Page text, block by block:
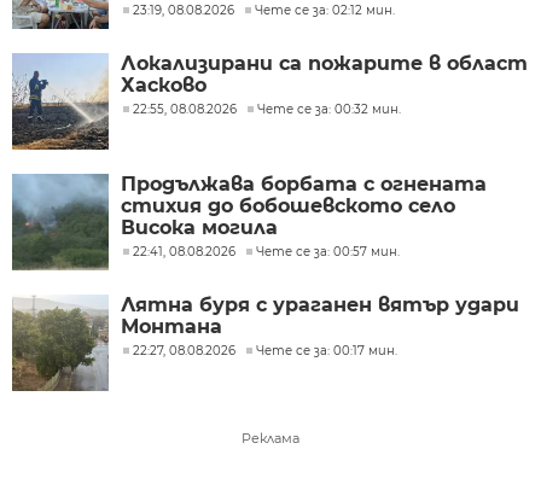
23:19, 08.08.2026 Чете се за: 02:12 мин.
Локализирани са пожарите в област
Хасково
22:55, 08.08.2026 Чете се за: 00:32 мин.
Продължава борбата с огнената
стихия до бобошевското село
Висока могила
22:41, 08.08.2026 Чете се за: 00:57 мин.
Лятна буря с ураганен вятър удари
Монтана
22:27, 08.08.2026 Чете се за: 00:17 мин.
Реклама